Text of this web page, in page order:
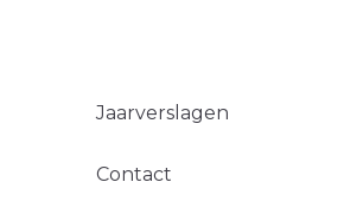
Jaarverslagen
Contact